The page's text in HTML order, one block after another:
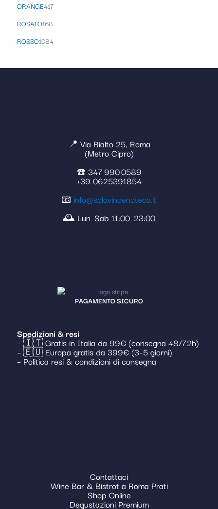
ORANGE417
ROSATO168
ROSSO1084
📍 Via Rialto 25, Roma
(Metro Cipro)
☎️ 347 990 0589
+39 0625391854
📧 info@solovinoenoteca.it
🕰️ Lun–Sab 11:00–23:00
PAGAMENTO SICURO
Spedizioni & resi
– 🇮🇹 Gratis in Italia da 99€ (consegna 48/72h)
– 🇪🇺 Europa gratis da 399€ (3–5 giorni)
– Politica resi & condizioni di consegna
Contattaci
Wine Bar & Bistrot a Roma Prati
Shop Online
Degustazioni Premium